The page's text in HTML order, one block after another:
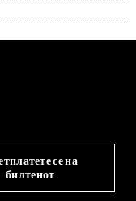
се на
билтенот